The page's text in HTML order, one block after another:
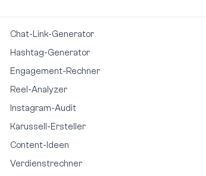
Chat-Link-Generator
Hashtag-Generator
Engagement-Rechner
Reel-Analyzer
Instagram-Audit
Karussell-Ersteller
Content-Ideen
Verdienstrechner